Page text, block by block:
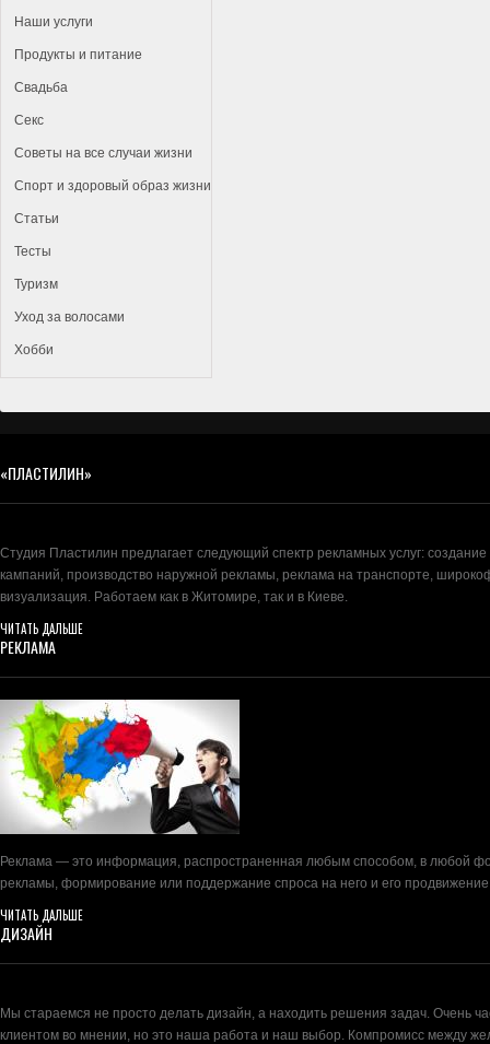
Наши услуги
Продукты и питание
Свадьба
Секс
Советы на все случаи жизни
Спорт и здоровый образ жизни
Статьи
Тесты
Туризм
Уход за волосами
Хобби
«ПЛАСТИЛИН»
Студия Пластилин предлагает следующий спектр рекламных услуг:
кампаний, производство наружной рекламы, реклама на транспорте,
визуализация. Работаем как в Житомире, так и в Киеве.
ЧИТАТЬ ДАЛЬШЕ
РЕКЛАМА
Реклама — это информация, распространенная любым способом, в любой
рекламы, формирование или поддержание спроса на него и его
ЧИТАТЬ ДАЛЬШЕ
ДИЗАЙН
Мы стараемся не просто делать дизайн, а находить решения задач. Очень
клиентом во мнении, но это наша работа и наш выбор. Компромисс между